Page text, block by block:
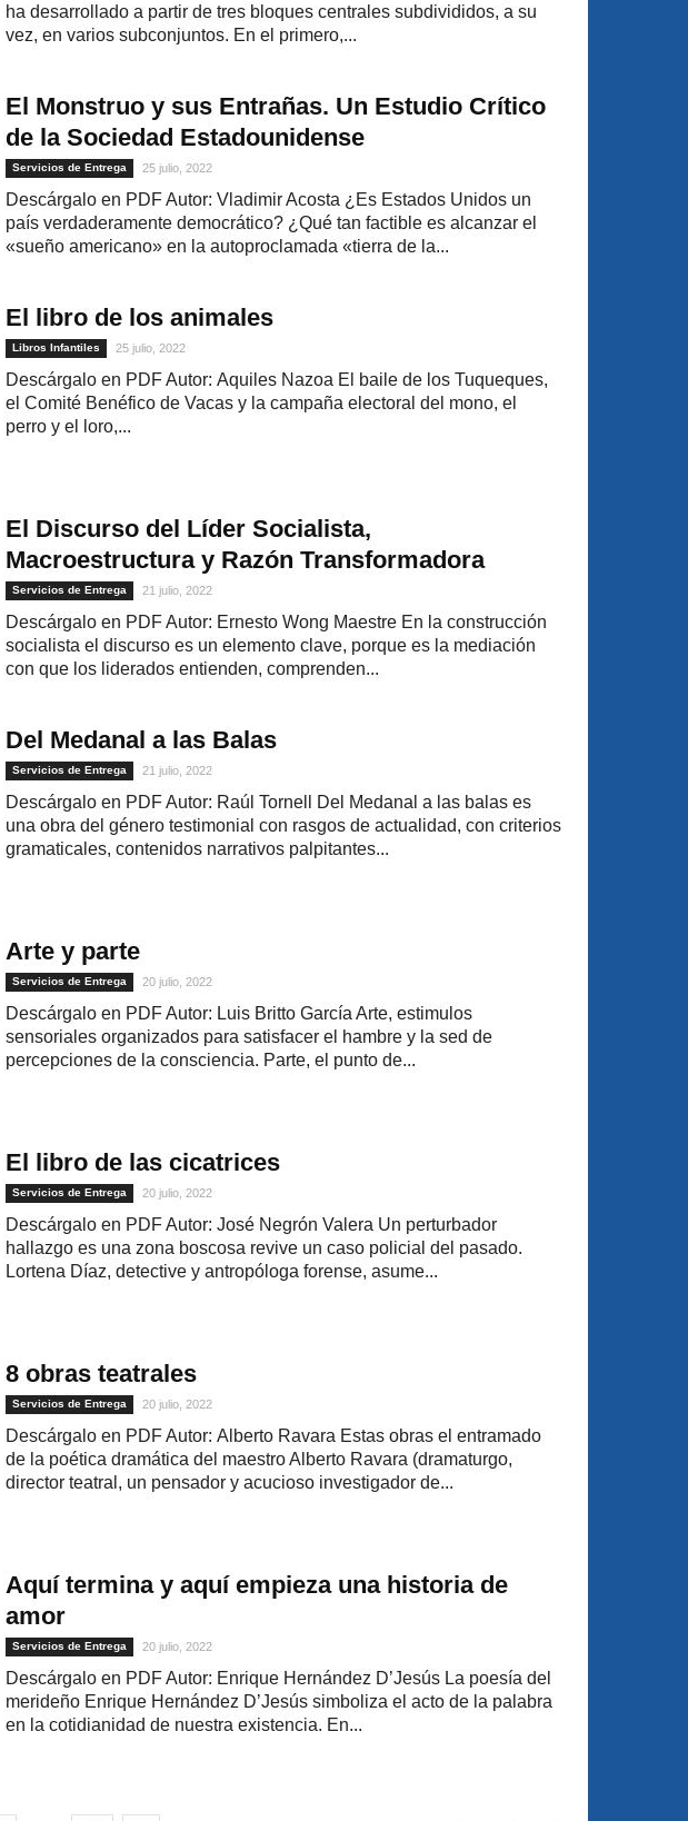
ha desarrollado a partir de tres bloques centrales subdivididos, a su
vez, en varios subconjuntos. En el primero,...
El Monstruo y sus Entrañas. Un Estudio Crítico
de la Sociedad Estadounidense
Servicios de Entrega 25 julio, 2022
Descárgalo en PDF Autor: Vladimir Acosta ¿Es Estados Unidos un
país verdaderamente democrático? ¿Qué tan factible es alcanzar el
«sueño americano» en la autoproclamada «tierra de la...
El libro de los animales
Libros Infantiles 25 julio, 2022
Descárgalo en PDF Autor: Aquiles Nazoa El baile de los Tuqueques,
el Comité Benéfico de Vacas y la campaña electoral del mono, el
perro y el loro,...
El Discurso del Líder Socialista,
Macroestructura y Razón Transformadora
Servicios de Entrega 21 julio, 2022
Descárgalo en PDF Autor: Ernesto Wong Maestre En la construcción
socialista el discurso es un elemento clave, porque es la mediación
con que los liderados entienden, comprenden...
Del Medanal a las Balas
Servicios de Entrega 21 julio, 2022
Descárgalo en PDF Autor: Raúl Tornell Del Medanal a las balas es
una obra del género testimonial con rasgos de actualidad, con criterios
gramaticales, contenidos narrativos palpitantes...
Arte y parte
Servicios de Entrega 20 julio, 2022
Descárgalo en PDF Autor: Luis Britto García Arte, estimulos
sensoriales organizados para satisfacer el hambre y la sed de
percepciones de la consciencia. Parte, el punto de...
El libro de las cicatrices
Servicios de Entrega 20 julio, 2022
Descárgalo en PDF Autor: José Negrón Valera Un perturbador
hallazgo es una zona boscosa revive un caso policial del pasado.
Lortena Díaz, detective y antropóloga forense, asume...
8 obras teatrales
Servicios de Entrega 20 julio, 2022
Descárgalo en PDF Autor: Alberto Ravara Estas obras el entramado
de la poética dramática del maestro Alberto Ravara (dramaturgo,
director teatral, un pensador y acucioso investigador de...
Aquí termina y aquí empieza una historia de
amor
Servicios de Entrega 20 julio, 2022
Descárgalo en PDF Autor: Enrique Hernández D’Jesús La poesía del
merideño Enrique Hernández D’Jesús simboliza el acto de la palabra
en la cotidianidad de nuestra existencia. En...